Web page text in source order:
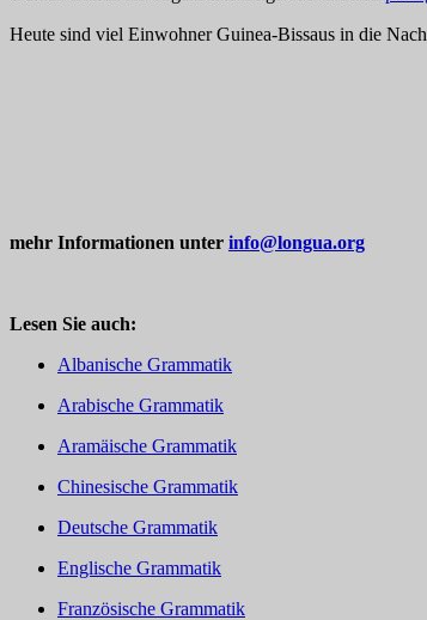
Heute sind viel Einwohner Guinea-Bissaus in die
mehr Informationen unter info@longua.org
Lesen Sie auch:
Albanische Grammatik
Arabische Grammatik
Aramäische Grammatik
Chinesische Grammatik
Deutsche Grammatik
Englische Grammatik
Französische Grammatik